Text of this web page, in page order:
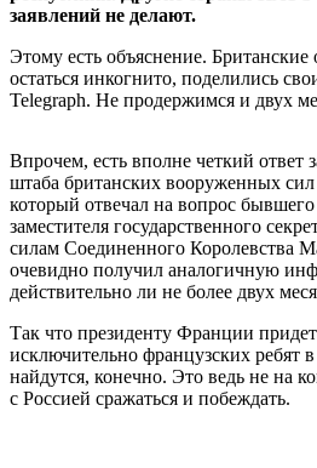
заявлений не делают.
Этому есть объяснение.
остаться инкогнито, поделились
Telegraph. Не продержимся и двух
Впрочем, есть вполне четкий ответ
штаба британских вооруженных
который отвечал на вопрос бывшего
заместителя государственного
силам Соединенного Королевства
очевидно получил аналогичную
действительно ли не более двух
Так что президенту Франции
исключительно французских ребят
найдутся, конечно. Это ведь не на
с Россией сражаться и побеждать.